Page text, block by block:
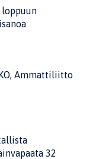
Ammattiliitto
32